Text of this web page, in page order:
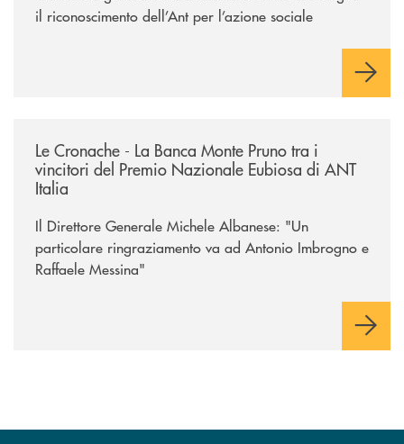
il riconoscimento dell’Ant per l’azione sociale
Le Cronache - La Banca Monte Pruno tra i
vincitori del Premio Nazionale Eubiosa di ANT
Italia
Il Direttore Generale Michele Albanese: "Un
particolare ringraziamento va ad Antonio Imbrogno e
Raffaele Messina"